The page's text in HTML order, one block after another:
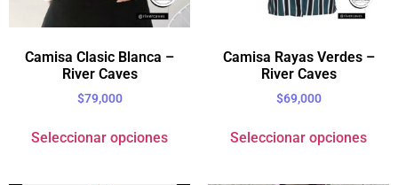
Camisa Clasic Blanca –
River Caves
$79,000
Seleccionar opciones
Camisa Rayas Verdes –
River Caves
$69,000
Seleccionar opciones